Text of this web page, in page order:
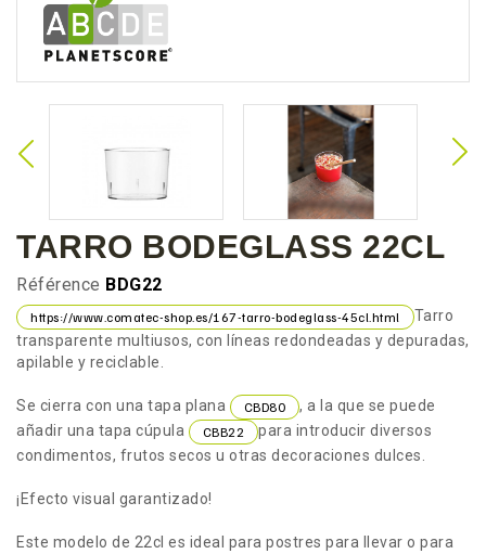
TARRO BODEGLASS 22CL
Référence BDG22
https://www.comatec-shop.es/167-tarro-bodeglass-45cl.html
Tarro
transparente multiusos, con líneas redondeadas y depuradas,
apilable y reciclable.
Se cierra con una tapa plana CBD80
, a la que se puede
añadir una tapa cúpula
CBB22
para introducir diversos
condimentos, frutos secos u otras decoraciones dulces.
¡Efecto visual garantizado!
Este modelo de 22cl es ideal para postres para llevar o para